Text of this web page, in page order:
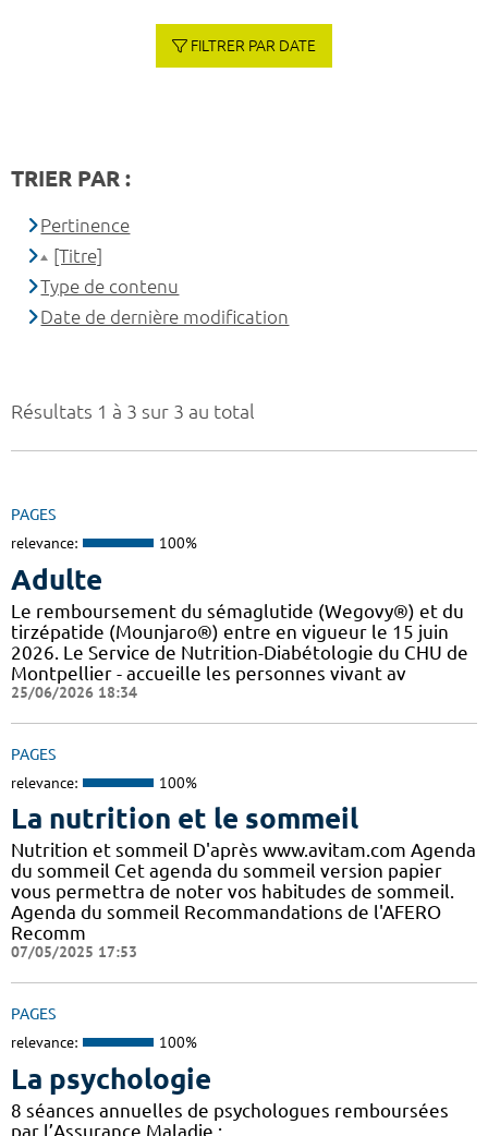
Résultats 1 à 3 sur 3 au total
PAGES
relevance: 100%
Adulte
Le remboursement du sémaglutide (Wegovy®) et du
tirzépatide (Mounjaro®) entre en vigueur le 15 juin
2026. Le Service de Nutrition-Diabétologie du CHU de
Montpellier - accueille les personnes vivant av
25/06/2026 18:34
PAGES
relevance: 100%
La nutrition et le sommeil
Nutrition et sommeil D'après www.avitam.com Agenda
du sommeil Cet agenda du sommeil version papier
vous permettra de noter vos habitudes de sommeil.
Agenda du sommeil Recommandations de l'AFERO
Recomm
07/05/2025 17:53
PAGES
relevance: 100%
La psychologie
8 séances annuelles de psychologues remboursées
par l’Assurance Maladie :
FILTRER PAR DATE
TRIER PAR :
Pertinence
[Titre]
Type de contenu
Date de dernière modification